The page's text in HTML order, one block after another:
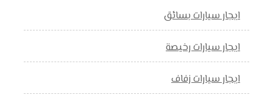
ايجار سيارات بسائق
ايجار سيارات رخيصة
ايجار سيارات زفاف